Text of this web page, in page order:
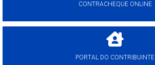
CONTRACHEQUE ONLINE
PORTAL DO CONTRIBUINTE